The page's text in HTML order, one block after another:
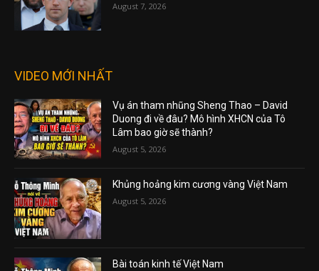
August 7, 2026
VIDEO MỚI NHẤT
Vụ án tham nhũng Sheng Thao – David
Duong đi về đâu? Mô hình XHCN của Tô
Lâm bao giờ sẽ thành?
August 5, 2026
Khủng hoảng kim cương vàng Việt Nam
August 5, 2026
Bài toán kinh tế Việt Nam